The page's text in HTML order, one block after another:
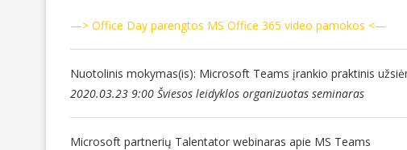
—> Office Day parengtos MS Office 365 video pamokos <—
Nuotolinis mokymas(is): Microsoft Teams įrankio praktinis
2020.03.23 9:00 Šviesos leidyklos organizuotas seminaras
Microsoft partnerių Talentator webinaras apie MS Teams